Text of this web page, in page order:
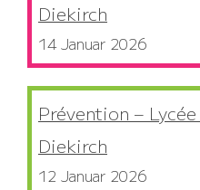
Diekirch
14 Januar 2026
Prévention –
Diekirch
12 Januar 2026